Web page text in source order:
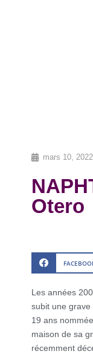
mars 10, 2022
Otero
Les années
subit une
19 ans
maison de sa
récemment